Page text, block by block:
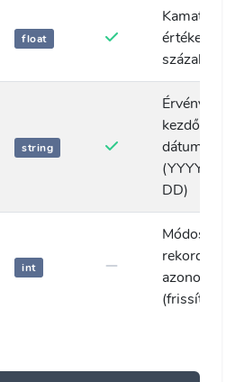
float
Kamat
értéke
string
kezdő
dátuma
(YYYY-
DD)
int
rekord
azonosítója